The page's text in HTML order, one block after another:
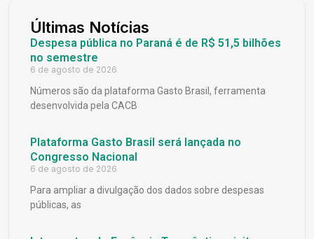
Últimas Notícias
Despesa pública no Paraná é de R$ 51,5 bilhões
no semestre
6 de agosto de 2026
Números são da plataforma Gasto Brasil, ferramenta
desenvolvida pela CACB
Plataforma Gasto Brasil será lançada no
Congresso Nacional
6 de agosto de 2026
Para ampliar a divulgação dos dados sobre despesas
públicas, as